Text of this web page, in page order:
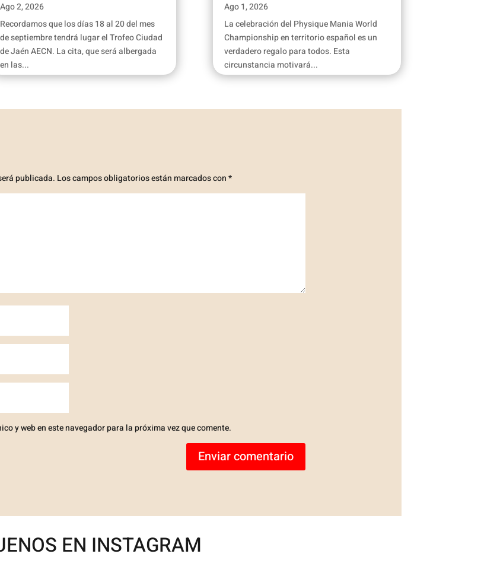
Ago 2, 2026
Recordamos que los días 18 al 20 del mes
de septiembre tendrá lugar el Trofeo Ciudad
de Jaén AECN. La cita, que será albergada
en las...
Ago 1, 2026
La celebración del Physique Mania World
Championship en territorio español es un
verdadero regalo para todos. Esta
circunstancia motivará...
publicada. Los campos obligatorios están marcados con*
y web en este navegador para la próxima vez que comente.
Enviar comentario
EN INSTAGRAM